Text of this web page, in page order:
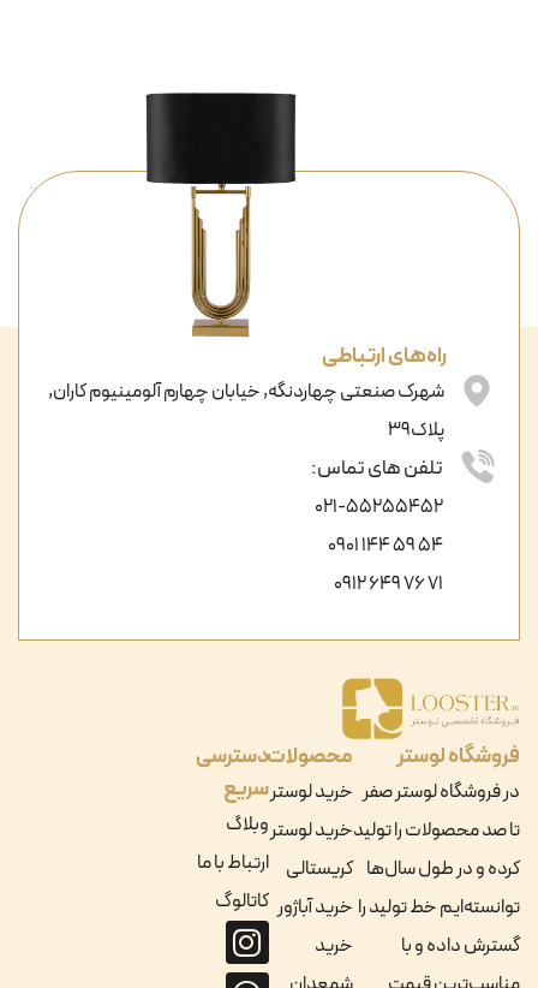
فروشگاه لوستر
در فروشگاه لوستر صفر
تا صد محصولات را تولید
کرده و در طول سال‌ها
توانسته‌ایم خط تولید را
گسترش داده و با
محصولات
خرید لوستر
خرید لوستر
کریستالی
خرید آباژور
خرید
دسترسی
سریع
وبلاگ
ارتباط با ما
کاتالوگ
راه‌های ارتباطی
شهرک صنعتی چهاردنگه, خیابان چهارم آلومینیوم کاران,
پلاک39
تلفن های تماس:
021-55255452
54 59 144 0901
71 76 649 0912